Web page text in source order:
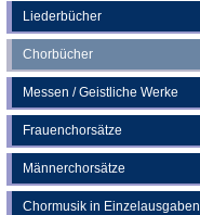
Liederbücher
Chorbücher
Messen / Geistliche Werke
Frauenchorsätze
Männerchorsätze
Chormusik in Einzelausgaben